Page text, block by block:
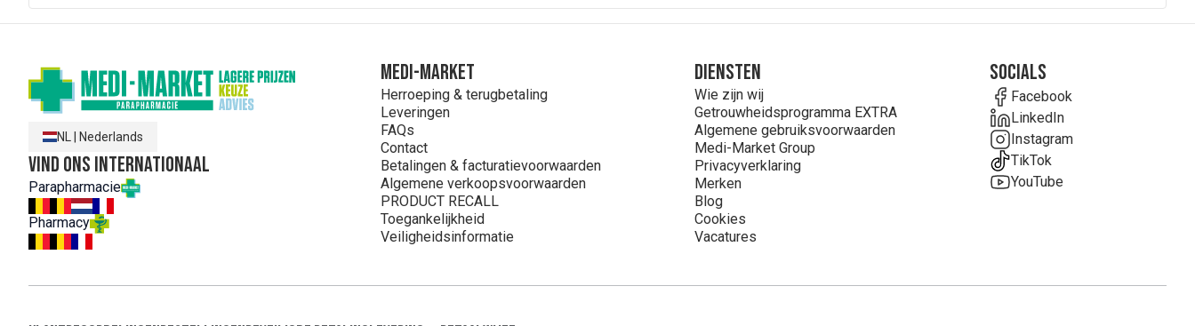
NL Nederlands
Vind ons internationaal
Parapharmacie
Pharmacy
MEDI-MARKET
Herroeping & terugbetaling
Leveringen
FAQs
Contact
Betalingen & facturatievoorwaarden
Algemene verkoopsvoorwaarden
PRODUCT RECALL
Toegankelijkheid
Veiligheidsinformatie
Diensten
Wie zijn wij
Getrouwheidsprogramma EXTRA
Algemene gebruiksvoorwaarden
Medi-Market Group
Privacyverklaring
Merken
Blog
Cookies
Vacatures
Socials
Facebook
LinkedIn
Instagram
TikTok
YouTube